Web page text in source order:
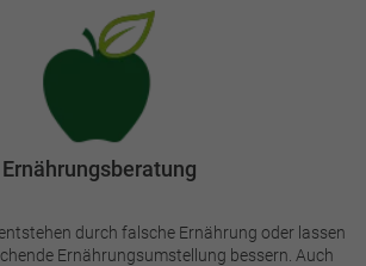
Ernährungsberatung
durch falsche Ernährung oder lassen
Ernährungsumstellung bessern. Auch